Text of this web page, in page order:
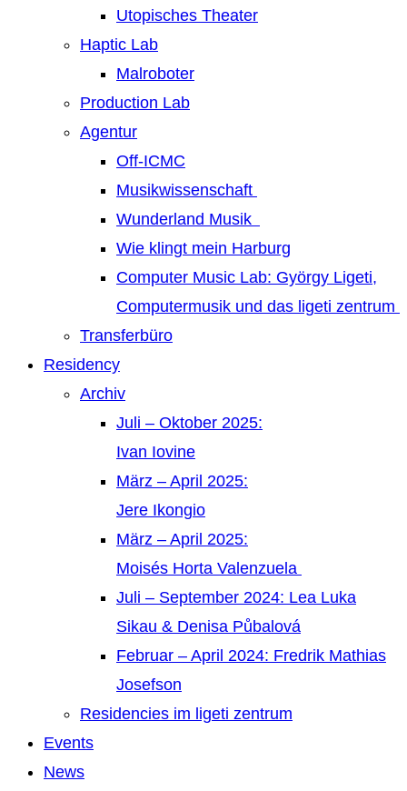
Utopisches Theater
Haptic Lab
Malroboter
Production Lab
Agentur
Off-ICMC
Musikwissenschaft
Wunderland Musik
Wie klingt mein Harburg
Computer Music Lab: György Ligeti,
Computermusik und das ligeti zentrum
Transferbüro
Residency
Archiv
Juli – Oktober 2025:
Ivan Iovine
März – April 2025:
Jere Ikongio
März – April 2025:
Moisés Horta Valenzuela
Juli – September 2024: Lea Luka
Sikau & Denisa Půbalová
Februar – April 2024: Fredrik Mathias
Josefson
Residencies im ligeti zentrum
Events
News